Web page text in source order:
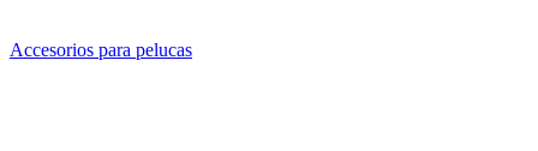
Accesorios para pelucas